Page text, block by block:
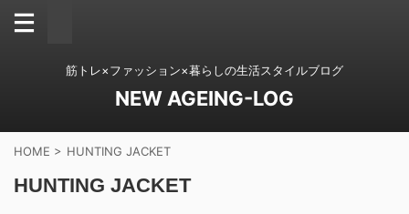
筋トレ×ファッション×暮らしの生活スタイルブログ
NEW AGEING-LOG
HOME > HUNTING JACKET
HUNTING JACKET